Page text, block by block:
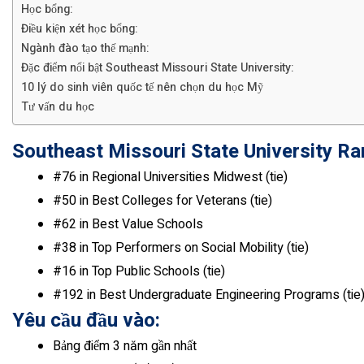
Học bổng:
Điều kiện xét học bổng:
Ngành đào tạo thế mạnh:
Đặc điểm nổi bật Southeast Missouri State University:
10 lý do sinh viên quốc tế nên chọn du học Mỹ
Tư vấn du học
Southeast Missouri State University
#76 in Regional Universities Midwest (tie)
#50 in Best Colleges for Veterans (tie)
#62 in Best Value Schools
#38 in Top Performers on Social Mobility (tie)
#16 in Top Public Schools (tie)
#192 in Best Undergraduate Engineering Programs (tie)
Yêu cầu đầu vào:
Bảng điểm 3 năm gần nhất